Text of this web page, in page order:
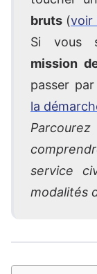
bruts (voir
Si vous
mission
passer
la
service
modalités